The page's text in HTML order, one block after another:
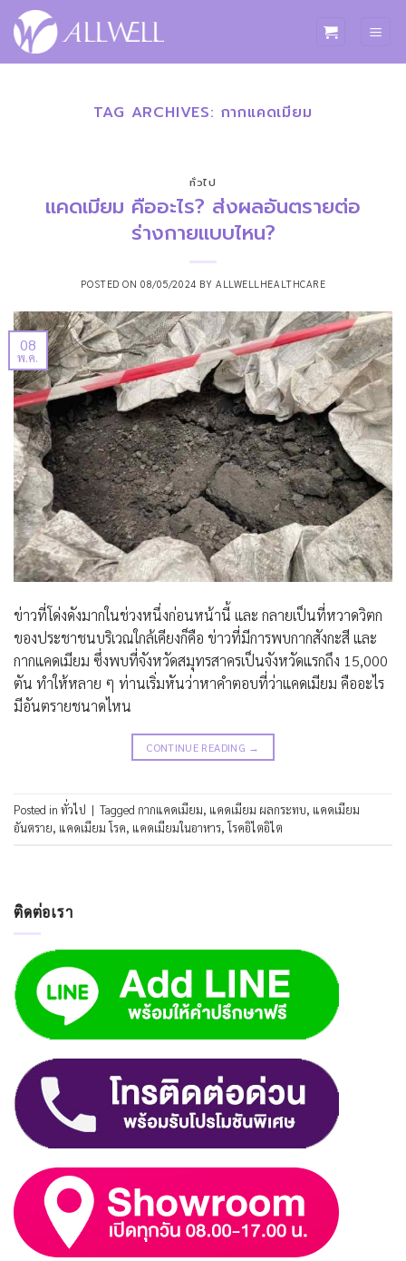
ข้าม
ไป
TAG ARCHIVES: กากแคดเมียม
ทั่วไป
แคดเมียม คืออะไร? ส่งผลอันตรายต่อ
ร่างกายแบบไหน?
POSTED ON08/05/2024 BY ALLWELLHEALTHCARE
08
พ.ค.
ข่าวที่โด่งดังมากในช่วงหนึ่งก่อนหน้านี้ และ กลายเป็นที่หวาดวิตก
ของประชาชนบริเวณใกล้เคียงก็คือ ข่าวที่มีการพบกากสังกะสี และ
กากแคดเมียม ซึ่งพบที่จังหวัดสมุทรสาครเป็นจังหวัดแรกถึง 15,000
ตัน ทำให้หลาย ๆ ท่านเริ่มหันว่าหาคำตอบที่ว่าแคดเมียม คืออะไร
มีอันตรายชนาดไหน
CONTINUE READING →
Posted in ทั่วไป | Tagged กากแคดเมียม, แคดเมียม ผลกระทบ, แคดเมียม
อันตราย, แคดเมียม โรค, แคดเมียมในอาหาร,โรคอิไตอิไต
ติดต่อเรา